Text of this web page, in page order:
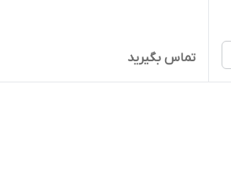
تماس بگیرید